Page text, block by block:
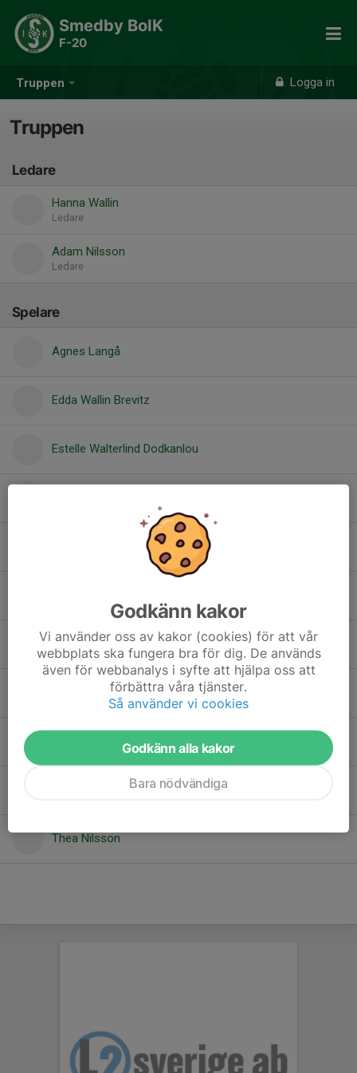
Truppen Logga in
Smedby BoIK
F-20
Truppen
Ledare
Hanna Wallin
Ledare
Adam Nilsson
Ledare
Spelare
Agnes Langå
Edda Wallin Brevitz
Estelle Walterlind Dodkanlou
Lo Wallin Åkesson
Moa Edström
Saga Klevtun Johansson
Sally Alexandersson
Thea Nilsson
Godkänn kakor
Vi använder oss av kakor (cookies) för att vår
webbplats ska fungera bra för dig. De används
även för webbanalys i syfte att hjälpa oss att
förbättra våra tjänster.
Så använder vi cookies
Godkänn alla kakor
Bara nödvändiga